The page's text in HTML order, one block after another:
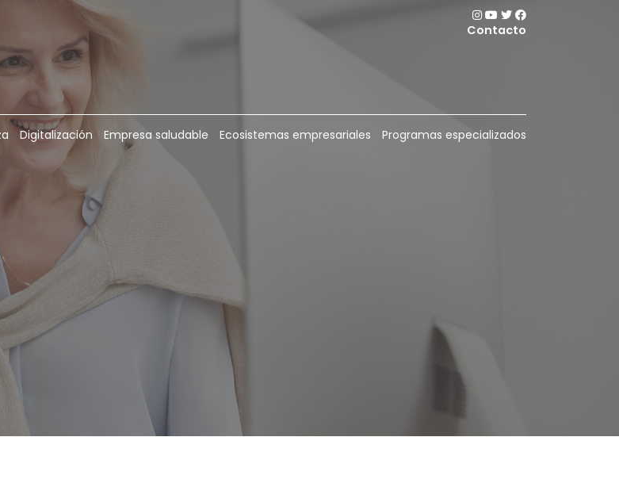
Contacto
Digitalización Empresa saludable Ecosistemas empresariales Programas especializados